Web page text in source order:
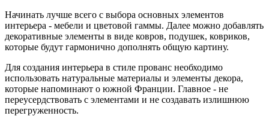
Начинать лучше всего с выбора основных элементов
интерьера - мебели и цветовой гаммы. Далее можно добавлять
декоративные элементы в виде ковров, подушек, ковриков,
которые будут гармонично дополнять общую картину.
Для создания интерьера в стиле прованс необходимо
использовать натуральные материалы и элементы декора,
которые напоминают о южной Франции. Главное - не
переусердствовать с элементами и не создавать излишнюю
перегруженность.